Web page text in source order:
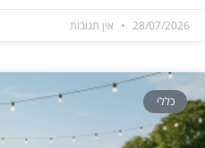
28/07/2026 אין תגובות
כללי